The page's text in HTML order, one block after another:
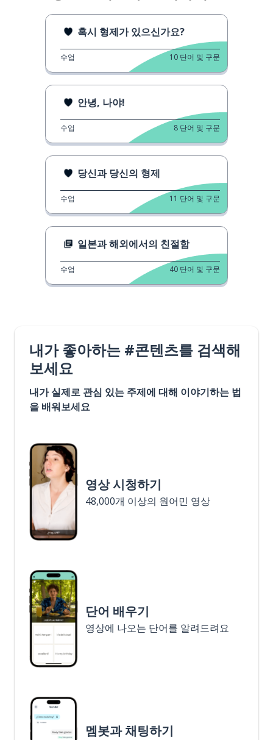
혹시 형제가 있으신가요?
수업 10 단어 및 구문
안녕, 나야!
수업 8 단어 및 구문
당신과 당신의 형제
수업 11 단어 및 구문
일본과 해외에서의 친절함
수업 40 단어 및 구문
내가 좋아하는 #콘텐츠를 검색해
보세요
내가 실제로 관심 있는 주제에 대해 이야기하는 법
을 배워보세요
영상 시청하기
48,000개 이상의 원어민 영상
단어 배우기
영상에 나오는 단어를 알려드려요
멤봇과 채팅하기